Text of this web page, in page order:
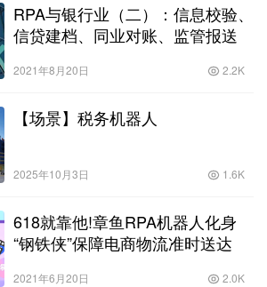
RPA与银行业（二）：信息校验、
信贷建档、同业对账、监管报送
2021年8月20日 2.2K
【场景】税务机器人
2025年10月3日 1.6K
618就靠他!章鱼RPA机器人化身
“钢铁侠”保障电商物流准时送达
2021年6月20日 2.0K